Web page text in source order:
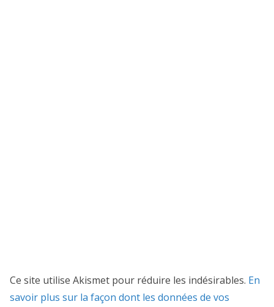
Ce site utilise Akismet pour réduire les indésirables. En
savoir plus sur la façon dont les données de vos